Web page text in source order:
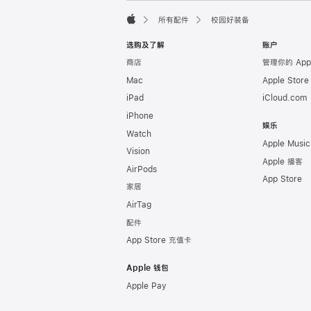
页
脚
所有配件 校园好装备
选购及了解
商店
Mac
iPad
iPhone
Watch
Vision
AirPods
家居
AirTag
配件
App Store 充值卡
Apple 钱包
Apple Pay
账户
管理你的
Apple Store
iCloud.com
娱乐
Apple Music
Apple 播客
App Store